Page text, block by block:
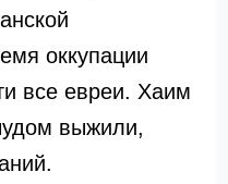
оккупации
все евреи. Хаим
выжили,